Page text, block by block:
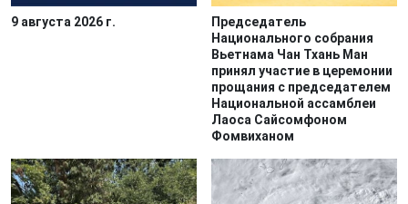
9 августа 2026 г.
Председатель
Национального собрания
Вьетнама Чан Тхань Ман
принял участие в церемонии
прощания с председателем
Национальной ассамблеи
Лаоса Сайсомфоном
Фомвиханом